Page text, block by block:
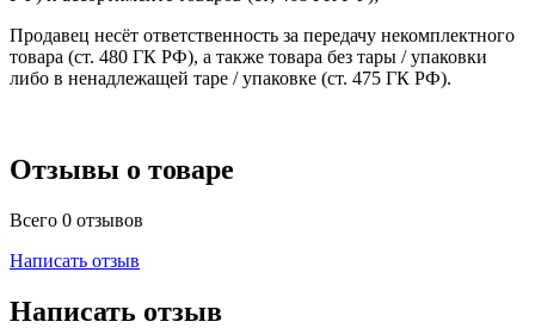
Продавец несёт ответственность за передачу некомплектного
товара (ст. 480 ГК РФ), а также товара без тары / упаковки
либо в ненадлежащей таре / упаковке (ст. 475 ГК РФ).
Отзывы о товаре
Всего 0 отзывов
Написать отзыв
Написать отзыв